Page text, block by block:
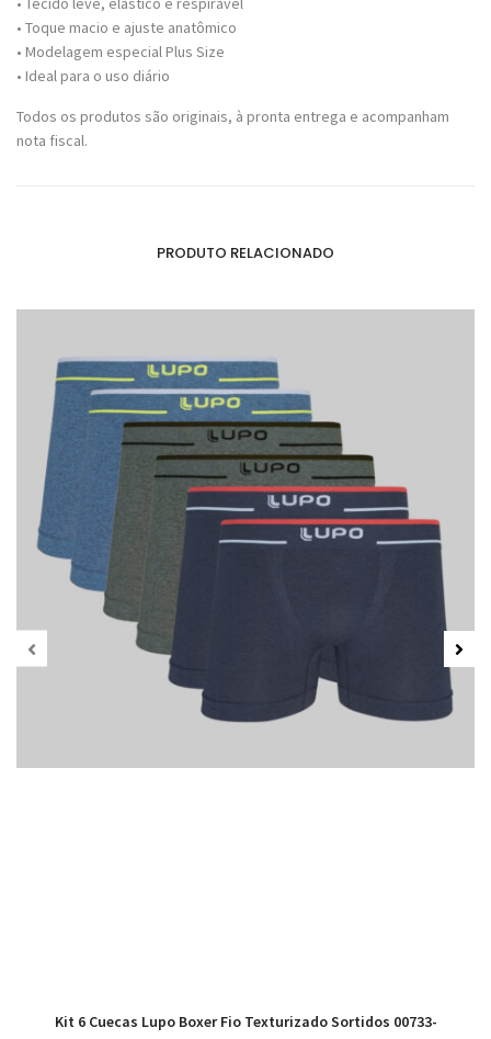
• Toque macio e ajuste anatômico
• Modelagem especial Plus Size
• Ideal para o uso diário
Todos os produtos são originais, à pronta entrega e acompanham
nota fiscal.
PRODUTO RELACIONADO
Kit 6 Cuecas Lupo Boxer Fio Texturizado Sortidos 00733-